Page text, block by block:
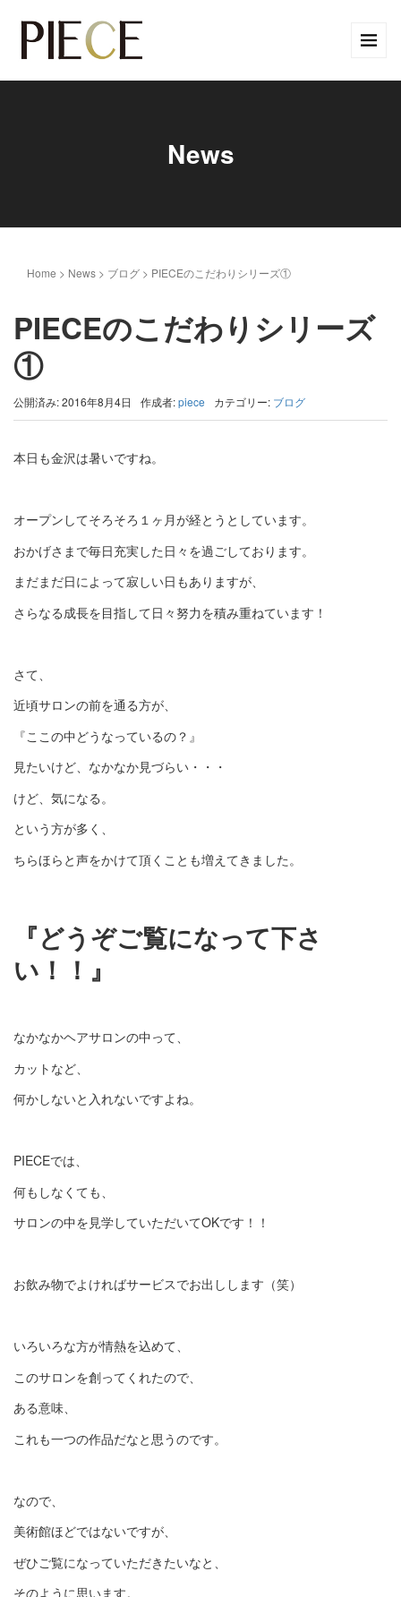
News
Home > News > ブログ > PIECEのこだわりシリーズ①
PIECEのこだわりシリーズ
①
公開済み: 2016年8月4日 作成者:piece カテゴリー: ブログ
本日も金沢は暑いですね。
オープンしてそろそろ１ヶ月が経とうとしています。
おかげさまで毎日充実した日々を過ごしております。
まだまだ日によって寂しい日もありますが、
さらなる成長を目指して日々努力を積み重ねています！
さて、
近頃サロンの前を通る方が、
『ここの中どうなっているの？』
見たいけど、なかなか見づらい・・・
けど、気になる。
という方が多く、
ちらほらと声をかけて頂くことも増えてきました。
『どうぞご覧になって下さ
い！！』
なかなかヘアサロンの中って、
カットなど、
何かしないと入れないですよね。
PIECEでは、
何もしなくても、
サロンの中を見学していただいてOKです！！
お飲み物でよければサービスでお出しします（笑）
いろいろな方が情熱を込めて、
このサロンを創ってくれたので、
ある意味、
これも一つの作品だなと思うのです。
なので、
美術館ほどではないですが、
ぜひご覧になっていただきたいなと、
そのように思います。